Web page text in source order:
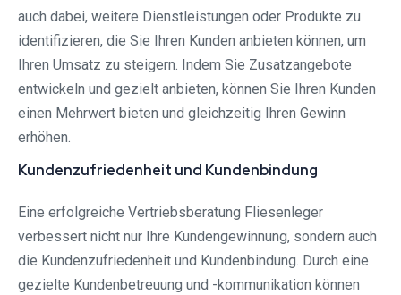
auch dabei, weitere Dienstleistungen oder Produkte zu
identifizieren, die Sie Ihren Kunden anbieten können, um
Ihren Umsatz zu steigern. Indem Sie Zusatzangebote
entwickeln und gezielt anbieten, können Sie Ihren Kunden
einen Mehrwert bieten und gleichzeitig Ihren Gewinn
erhöhen.
Kundenzufriedenheit und Kundenbindung
Eine erfolgreiche Vertriebsberatung Fliesenleger
verbessert nicht nur Ihre Kundengewinnung, sondern auch
die Kundenzufriedenheit und Kundenbindung. Durch eine
gezielte Kundenbetreuung und -kommunikation können